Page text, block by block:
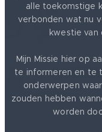
alle toekomstige
verbonden wat nu
kwestie van
Mijn Missie hier op
te informeren en te
onderwerpen
zouden hebben
worden